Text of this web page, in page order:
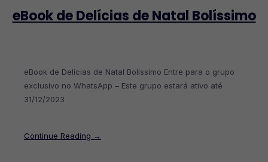
eBook de Delícias de Natal Bolíssimo
eBook de Delícias de Natal Bolíssimo Entre para o grupo
exclusivo no WhatsApp – Este grupo estará ativo até
31/12/2023
Continue Reading →